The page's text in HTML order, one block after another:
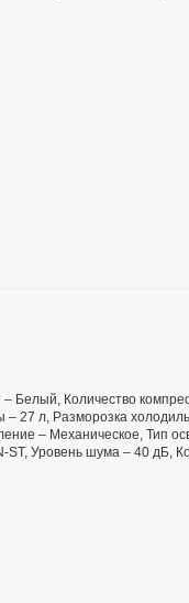
Белый, Количество
27 л, Разморозка
– Механическое, Тип
Уровень шума – 40 дБ,